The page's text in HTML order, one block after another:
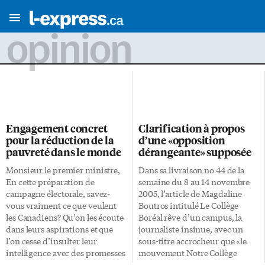
opinion
Engagement concret
pour la réduction de la
pauvreté dans le monde
Monsieur le premier ministre,
En cette préparation de
campagne électorale, savez-
vous vraiment ce que veulent
les Canadiens? Qu’on les écoute
dans leurs aspirations et que
l’on cesse d’insulter leur
intelligence avec des promesses
Clarification à propos
d’une «opposition
dérangeante» supposée
Dans sa livraison no 44 de la
semaine du 8 au 14 novembre
2005, l’article de Magdaline
Boutros intitulé Le Collège
Boréal rêve d’un campus, la
journaliste insinue, avec un
sous-titre accrocheur que «le
mouvement Notre Collège